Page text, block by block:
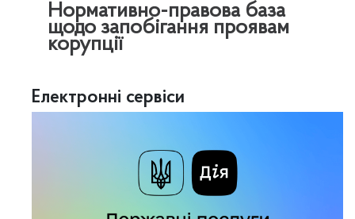
Нормативно-правова база
щодо запобігання проявам
корупції
Електронні сервіси